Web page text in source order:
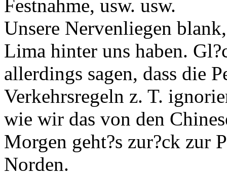
Festnahme, usw. usw.
Unsere Nervenliegen
Lima hinter uns haben.
allerdings sagen, dass die
Verkehrsregeln z. T.
wie wir das von den
Morgen geht?s zur?ck zur
Norden.